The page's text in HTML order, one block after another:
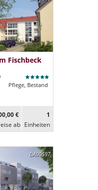
Fischbeck
Pflege, Bestand
€
ab
1
Ein­heiten
DA00597